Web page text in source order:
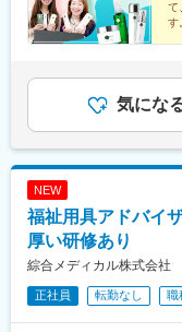
て
す
気にな
NEW
福祉用具アドバイ
厚い研修あり
綜合メディカル株式会社
正社員 転勤なし 職